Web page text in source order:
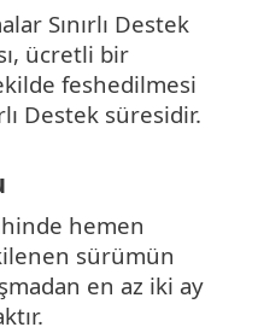
Sınırlı Destek
ücretli bir
feshedilmesi
Destek süresidir.
hemen
sürümün
en az iki ay